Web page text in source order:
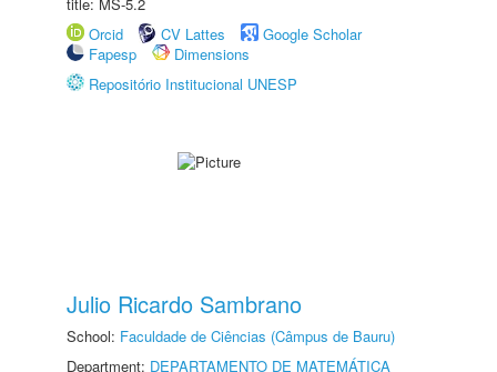
Orcid
CV Lattes
Google Scholar
Fapesp
Dimensions
Repositório Institucional UNESP
Julio Ricardo Sambrano
School: Faculdade de Ciências (Câmpus de Bauru)
Department: DEPARTAMENTO DE MATEMÁTICA